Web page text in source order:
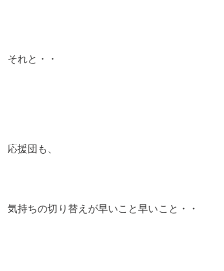
それと・・
応援団も、
気持ちの切り替えが早いこと早いこと・・